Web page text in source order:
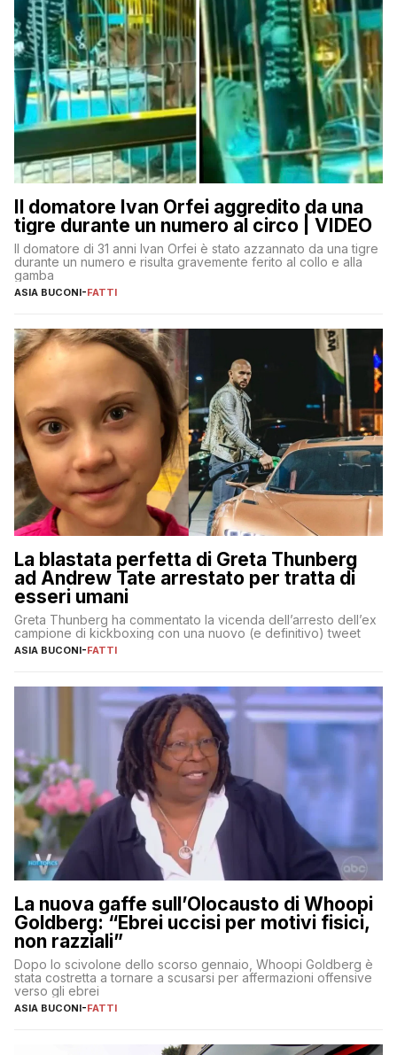
Il domatore Ivan Orfei aggredito da una
tigre durante un numero al circo | VIDEO
Il domatore di 31 anni Ivan Orfei è stato azzannato da una tigre
durante un numero e risulta gravemente ferito al collo e alla
gamba
ASIA BUCONI-FATTI
La blastata perfetta di Greta Thunberg
ad Andrew Tate arrestato per tratta di
esseri umani
Greta Thunberg ha commentato la vicenda dell’arresto dell’ex
campione di kickboxing con una nuovo (e definitivo) tweet
ASIA BUCONI-FATTI
La nuova gaffe sull’Olocausto di Whoopi
Goldberg: “Ebrei uccisi per motivi fisici,
non razziali”
Dopo lo scivolone dello scorso gennaio, Whoopi Goldberg è
stata costretta a tornare a scusarsi per affermazioni offensive
verso gli ebrei
ASIA BUCONI-FATTI